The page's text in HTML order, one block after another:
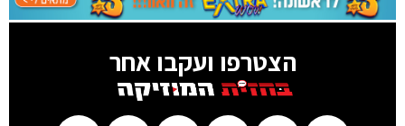
הצטרפו ועקבו אחר